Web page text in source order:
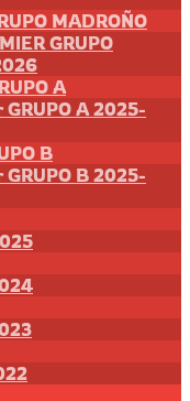
MADROÑO
GRUPO
A
A 2025-
B
B 2025-